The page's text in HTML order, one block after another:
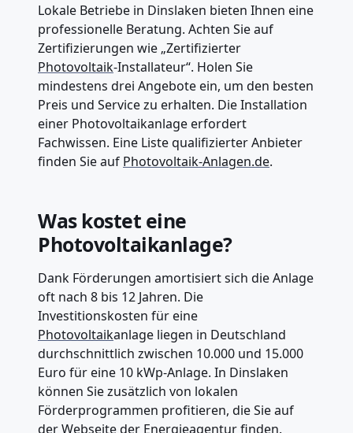
Lokale Betriebe in Dinslaken bieten Ihnen eine
professionelle Beratung. Achten Sie auf
Zertifizierungen wie „Zertifizierter
Photovoltaik-Installateur“. Holen Sie
mindestens drei Angebote ein, um den besten
Preis und Service zu erhalten. Die Installation
einer Photovoltaikanlage erfordert
Fachwissen. Eine Liste qualifizierter Anbieter
finden Sie auf Photovoltaik-Anlagen.de.
Was kostet eine
Photovoltaikanlage?
Dank Förderungen amortisiert sich die Anlage
oft nach 8 bis 12 Jahren. Die
Investitionskosten für eine
Photovoltaikanlage liegen in Deutschland
durchschnittlich zwischen 10.000 und 15.000
Euro für eine 10 kWp-Anlage. In Dinslaken
können Sie zusätzlich von lokalen
Förderprogrammen profitieren, die Sie auf
derWebseite der Energieagenturfinden.